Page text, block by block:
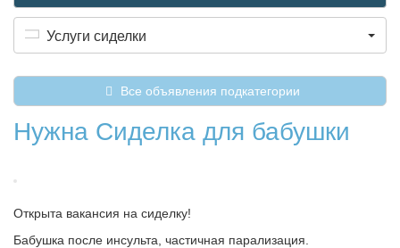
Услуги сиделки
Все объявления подкатегории
Нужна Сиделка для бабушки
Открыта вакансия на сиделку!
Бабушка после инсульта, частичная парализация.